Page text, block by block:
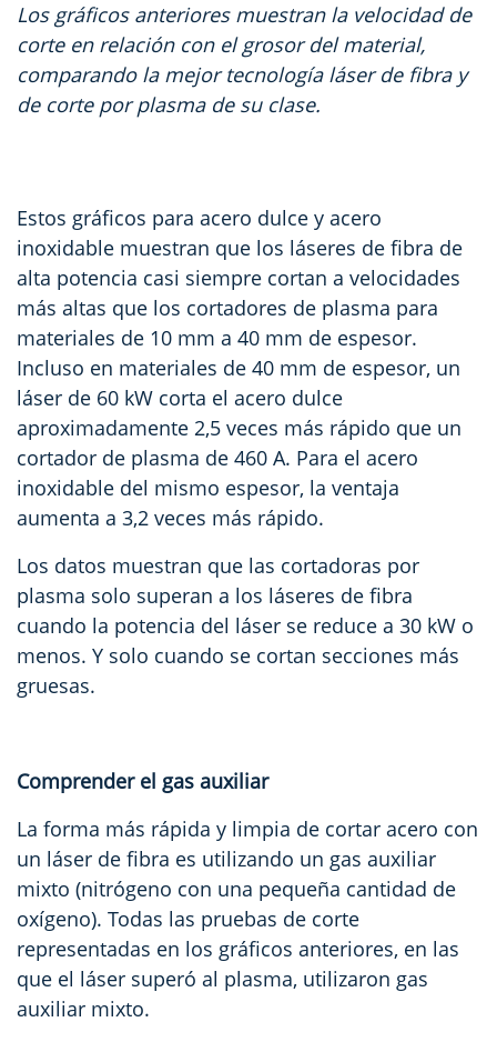
Los gráficos anteriores muestran la velocidad de
corte en relación con el grosor del material,
comparando la mejor tecnología láser de fibra y
de corte por plasma de su clase.
Estos gráficos para acero dulce y acero
inoxidable muestran que los láseres de fibra de
alta potencia casi siempre cortan a velocidades
más altas que los cortadores de plasma para
materiales de 10 mm a 40 mm de espesor.
Incluso en materiales de 40 mm de espesor, un
láser de 60 kW corta el acero dulce
aproximadamente 2,5 veces más rápido que un
cortador de plasma de 460 A. Para el acero
inoxidable del mismo espesor, la ventaja
aumenta a 3,2 veces más rápido.
Los datos muestran que las cortadoras por
plasma solo superan a los láseres de fibra
cuando la potencia del láser se reduce a 30 kW o
menos. Y solo cuando se cortan secciones más
gruesas.
Comprender el gas auxiliar
La forma más rápida y limpia de cortar acero con
un láser de fibra es utilizando un gas auxiliar
mixto (nitrógeno con una pequeña cantidad de
oxígeno). Todas las pruebas de corte
representadas en los gráficos anteriores, en las
que el láser superó al plasma, utilizaron gas
auxiliar mixto.